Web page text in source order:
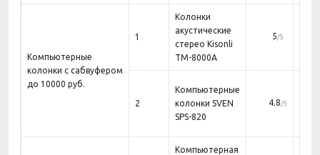
Компьютерные
колонки с сабвуфером
до 10000 руб.
1
Колонки
акустические
стерео Kisonli
TM-8000A
5/5
2
Компьютерные
колонки SVEN
SPS-820
4.8/5
Компьютерная